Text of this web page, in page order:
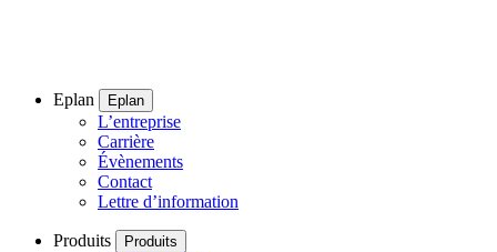
Eplan Eplan
L’entreprise
Carrière
Évènements
Contact
Lettre d’information
Produits Produits